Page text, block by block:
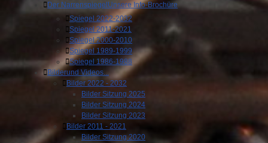
Der Narrenspiegel Unsere Info-Brochüre
Spiegel 2022-2032
Spiegel 2011-2021
Spiegel 2000-2010
Spiegel 1989-1999
Spiegel 1986-1988
Bilderund Videos...
Bilder 2022 - 2032
Bilder Sitzung 2025
Bilder Sitzung 2024
Bilder Sitzung 2023
Bilder 2011 - 2021
Bilder Sitzung 2020